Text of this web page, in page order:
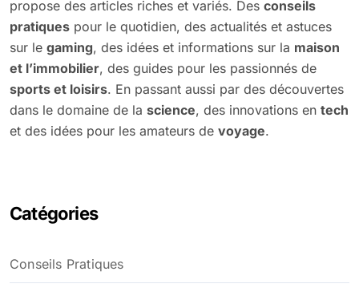
propose des articles riches et variés. Des conseils
pratiques pour le quotidien, des actualités et astuces
sur le gaming, des idées et informations sur la maison
et l’immobilier, des guides pour les passionnés de
sports et loisirs. En passant aussi par des découvertes
dans le domaine de la science, des innovations en tech
et des idées pour les amateurs de voyage.
Catégories
Conseils Pratiques